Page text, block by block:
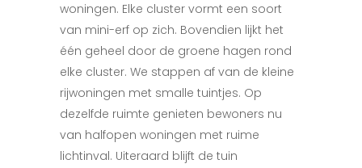
woningen. Elke cluster vormt een soort
van mini-erf op zich. Bovendien lijkt het
één geheel door de groene hagen rond
elke cluster. We stappen af van de kleine
rijwoningen met smalle tuintjes. Op
dezelfde ruimte genieten bewoners nu
van halfopen woningen met ruime
lichtinval. Uiteraard blijft de tuin